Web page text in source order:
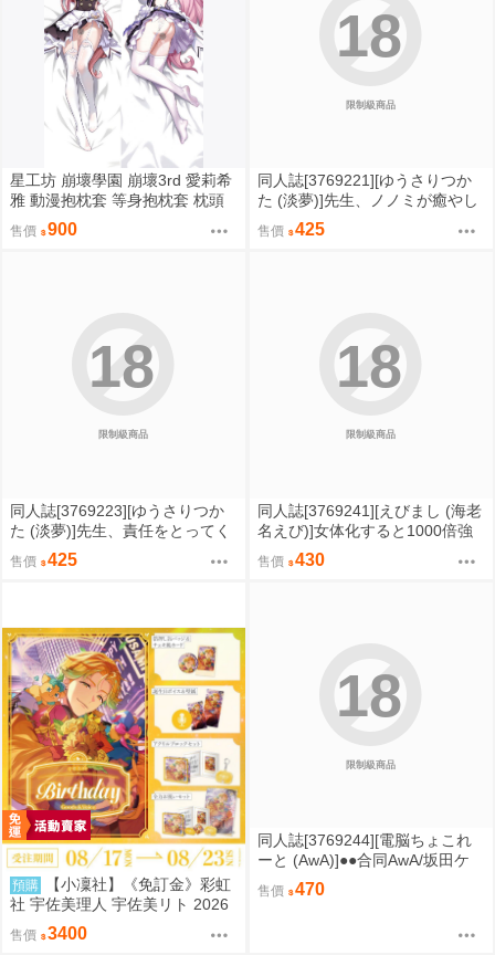
星工坊 崩壞學園 崩壞3rd 愛莉希
雅 動漫抱枕套 等身抱枕套 枕頭
套
售價 900
限制級商品
18
同人誌[3769221][ゆうさりつか
た (淡夢)]先生、ノノミが癒やし
てあげますね (蔚藍檔案)
售價 425
限制級商品
18
同人誌[3769223][ゆうさりつか
た (淡夢)]先生、責任をとってく
ださいね・・・ (蔚藍檔案)
售價 425
限制級商品
18
同人誌[3769241][えびまし (海老
名えび)]女体化すると1000倍強
くなるスキルを手に入れた 3 (原
創)
售價 430
預購
【小凜社】《免訂金》彩虹
社 宇佐美理人 宇佐美リト 2026
生日套組紀念商品
售價 3400
限制級商品
18
同人誌[3769244][電脳ちょこれ
ーと (AwA)]●●合同AwA/坂田ケ
イ/橘こう/速水くろ (原創)
售價 470